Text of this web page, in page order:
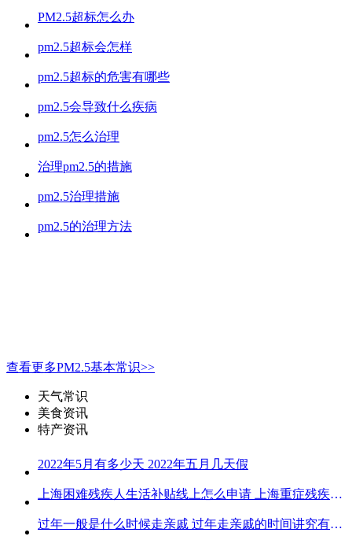
PM2.5超标怎么办
pm2.5超标会怎样
pm2.5超标的危害有哪些
pm2.5会导致什么疾病
pm2.5怎么治理
治理pm2.5的措施
pm2.5治理措施
pm2.5的治理方法
查看更多PM2.5基本常识>>
天气常识
美食资讯
特产资讯
2022年5月有多少天 2022年五月几天假
上海困难残疾人生活补贴线上怎么申请 上海重症残疾人护理补贴线上申请流程
过年一般是什么时候走亲戚 过年走亲戚的时间讲究有哪些